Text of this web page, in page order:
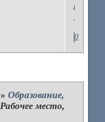
0
»Образование,
Рабочее место,